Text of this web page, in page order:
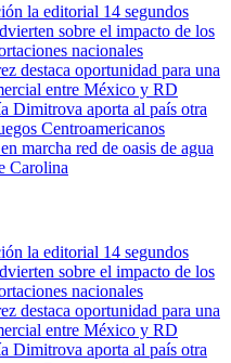
la editorial 14 segundos
sobre el impacto de los
nacionales
destaca oportunidad para una
entre México y RD
Dimitrova aporta al país otra
Centroamericanos
marcha red de oasis de agua
Carolina
la editorial 14 segundos
sobre el impacto de los
nacionales
destaca oportunidad para una
entre México y RD
Dimitrova aporta al país otra